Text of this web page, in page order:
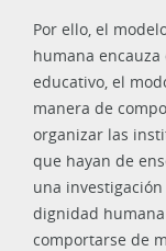
Por ello, el
humana
educativo, el
manera de
organizar las
que hayan de
una
dignidad
comportarse de